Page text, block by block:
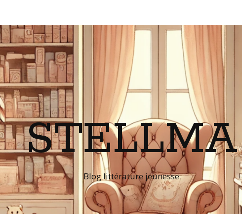
STELLMA
Blog littérature jeunesse